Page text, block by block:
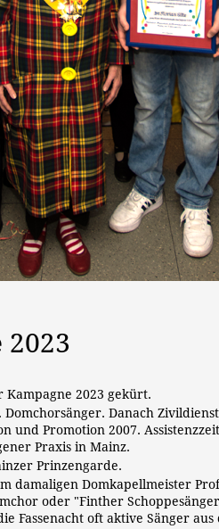
2023 gekürt.
Danach
und Promotion 2007.
Praxis in Mainz.
Prinzengarde.
damaligen Domkapellmeister
oder "Finther
Fassenacht oft aktive Sänger aus